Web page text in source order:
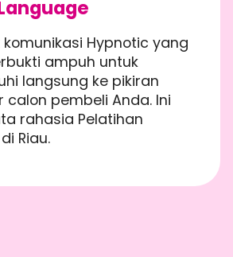
komunikasi Hypnotic yang
ampuh untuk
langsung ke pikiran
pembeli Anda. Ini
rahasia Pelatihan
Riau.